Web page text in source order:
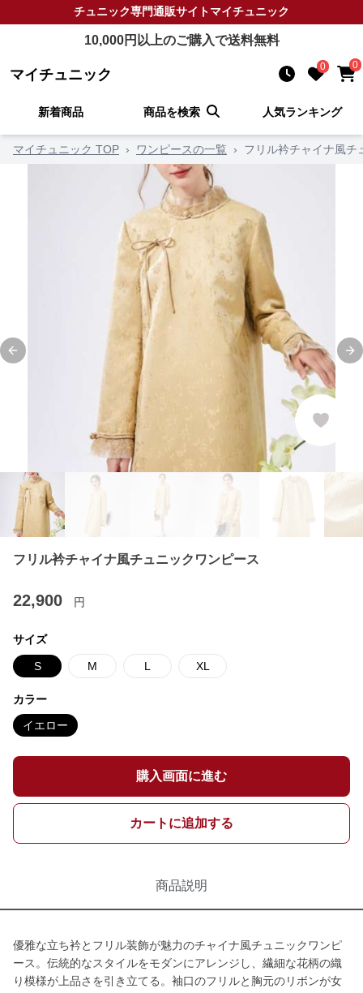
チュニック専門通販サイトマイチュニック
10,000円以上のご購入で送料無料
マイチュニック 0 0
新着商品 商品を検索 人気ランキング
マイチュニック TOP › ワンピースの一覧 › フリル衿チャイナ風チ
Previous slide
フリル衿チャイナ風チュニックワンピース
22,900 円
サイズ
S M L XL
カラー
イエロー
購入画面に進む
カートに追加する
商品説明
優雅な立ち衿とフリル装飾が魅力のチャイナ風チュニックワンピ
ース。伝統的なスタイルをモダンにアレンジし、繊細な花柄の織
り模様が上品さを引き立てる。袖口のフリルと胸元のリボンが女